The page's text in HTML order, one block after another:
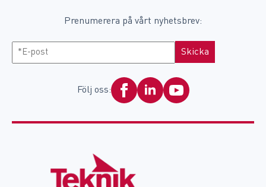
Prenumerera på vårt nyhetsbrev:
E-
Skicka
Följ oss: